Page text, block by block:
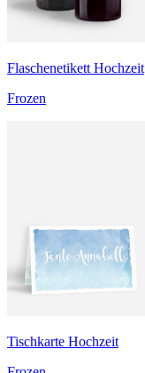
Flaschenetikett Hochzeit
Frozen
Tischkarte Hochzeit